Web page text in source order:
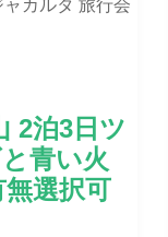
2泊3日ツ
青い火
選択可